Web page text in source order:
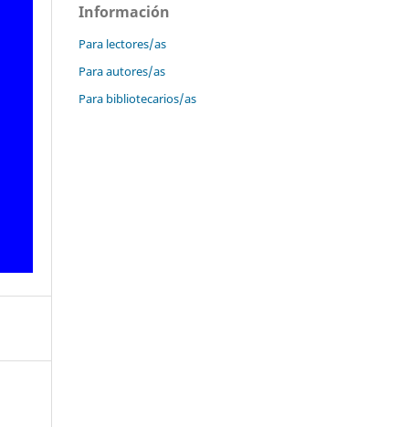
Información
Para lectores/as
Para autores/as
Para bibliotecarios/as